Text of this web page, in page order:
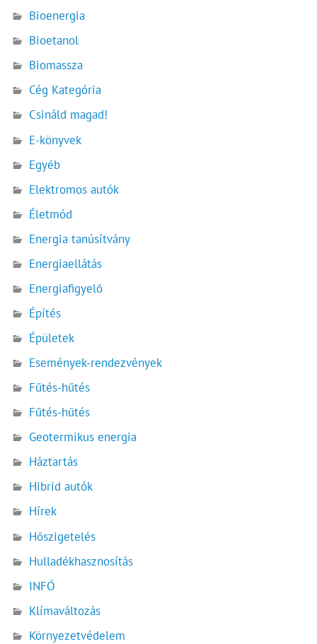
Bioenergia
Bioetanol
Biomassza
Cég Kategória
Csináld magad!
E-könyvek
Egyéb
Elektromos autók
Életmód
Energia tanúsítvány
Energiaellátás
Energiafigyelő
Építés
Épületek
Események-rendezvények
Fűtés-hűtés
Fűtés-hűtés
Geotermikus energia
Háztartás
Hibrid autók
Hírek
Hőszigetelés
Hulladékhasznosítás
INFÓ
Klímaváltozás
Környezetvédelem